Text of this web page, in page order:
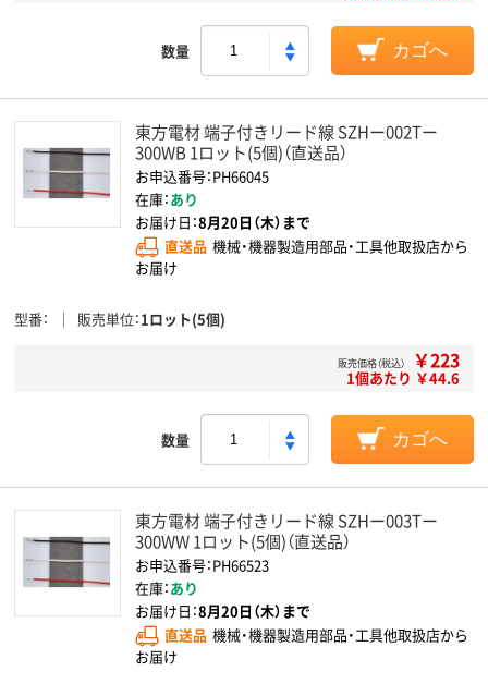
数量 カゴへ
東方電材 端子付きリード線 SZHー002Tー
300WB 1ロット(5個)（直送品）
お申込番号：PH66045
在庫：あり
お届け日：8月20日（木）まで
直送品 機械・機器製造用部品・工具他取扱店から
お届け
型番 販売単位 1ロット(5個)
販売価格（税込） ￥223
1個あたり ￥44.6
数量 カゴへ
東方電材 端子付きリード線 SZHー003Tー
300WW 1ロット(5個)（直送品）
お申込番号：PH66523
在庫：あり
お届け日：8月20日（木）まで
直送品 機械・機器製造用部品・工具他取扱店から
お届け